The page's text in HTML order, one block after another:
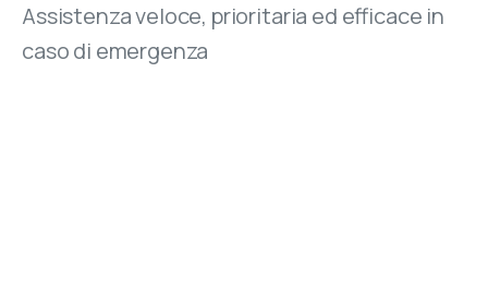
Assistenza veloce, prioritaria ed efficace in
caso di emergenza